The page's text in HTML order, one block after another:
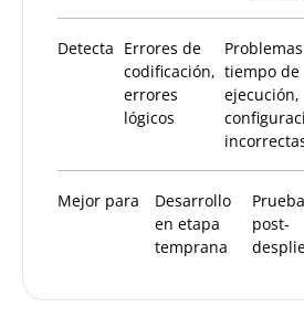
Detecta Errores de
codificación,
errores
lógicos
tiempo de
ejecución,
Mejor para
Desarrollo
en etapa
temprana
post-